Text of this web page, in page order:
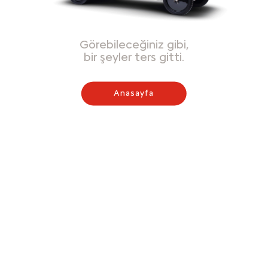
Görebileceğiniz gibi,
bir şeyler ters gitti.
Anasayfa